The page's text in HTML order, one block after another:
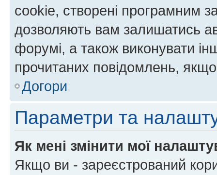
cookie, створені програмним
дозволяють вам залишатись
форумі, а також виконувати
прочитаних повідомлень,
Догори
Параметри та
Як мені змінити мої
Якщо ви - зареєстрований